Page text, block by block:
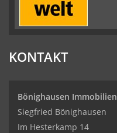
KONTAKT
Bönighausen Immobilien
Siegfried Bönighausen
Im Hesterkamp 14